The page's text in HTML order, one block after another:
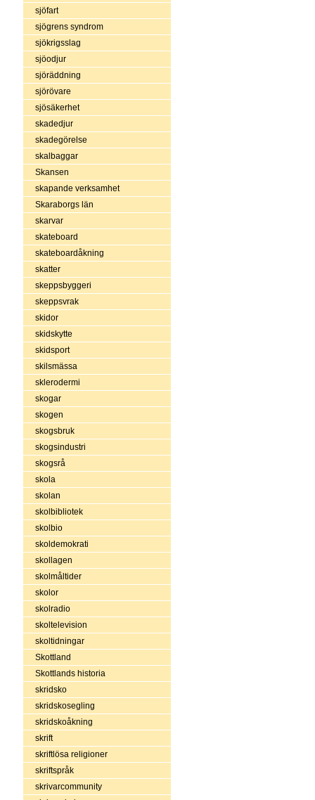
sjöfart
sjögrens syndrom
sjökrigsslag
sjöodjur
sjöräddning
sjörövare
sjösäkerhet
skadedjur
skadegörelse
skalbaggar
Skansen
skapande verksamhet
Skaraborgs län
skarvar
skateboard
skateboardåkning
skatter
skeppsbyggeri
skeppsvrak
skidor
skidskytte
skidsport
skilsmässa
sklerodermi
skogar
skogen
skogsbruk
skogsindustri
skogsrå
skola
skolan
skolbibliotek
skolbio
skoldemokrati
skollagen
skolmåltider
skolor
skolradio
skoltelevision
skoltidningar
Skottland
Skottlands historia
skridsko
skridskosegling
skridskoåkning
skrift
skriftlösa religioner
skriftspråk
skrivarcommunity